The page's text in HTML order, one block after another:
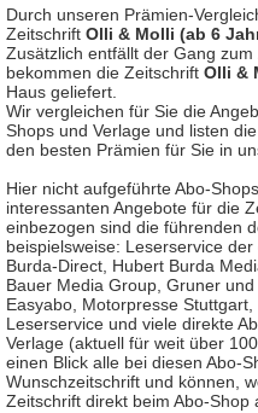
Durch unseren Prämien-
Zeitschrift Olli & Molli (ab 6
Zusätzlich entfällt der Gang
bekommen die Zeitschrift Olli &
Haus geliefert.
Wir vergleichen für Sie die
Shops und Verlage und listen
den besten Prämien für Sie in
Hier nicht aufgeführte Abo-
interessanten Angebote für die
einbezogen sind die führenden
beispielsweise: Leserservice
Burda-Direct, Hubert Burda
Bauer Media Group, Gruner
Easyabo, Motorpresse
Leserservice und viele direkte
Verlage (aktuell für weit über
einen Blick alle bei diesen Abo-
Wunschzeitschrift und können,
Zeitschrift direkt beim Abo-Shop